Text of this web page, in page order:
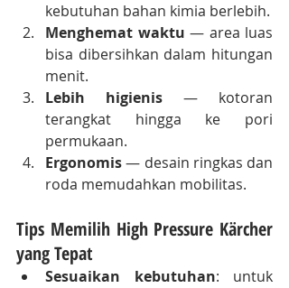
kebutuhan bahan kimia berlebih.
Menghemat waktu — area luas
bisa dibersihkan dalam hitungan
menit.
Lebih higienis — kotoran
terangkat hingga ke pori
permukaan.
Ergonomis — desain ringkas dan
roda memudahkan mobilitas.
Tips Memilih High Pressure Kärcher
yang Tepat
Sesuaikan kebutuhan: untuk